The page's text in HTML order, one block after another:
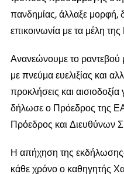
πανδημίας, άλλαξε μορφή,
επικοινωνία με τα μέλη
Ανανεώνουμε το ραντεβού
με πνεύμα ευελιξίας και
προκλήσεις και
δήλωσε ο Πρόεδρος της
Πρόεδρος και Διευθύνων
Η απήχηση της
κάθε χρόνο ο καθηγητής